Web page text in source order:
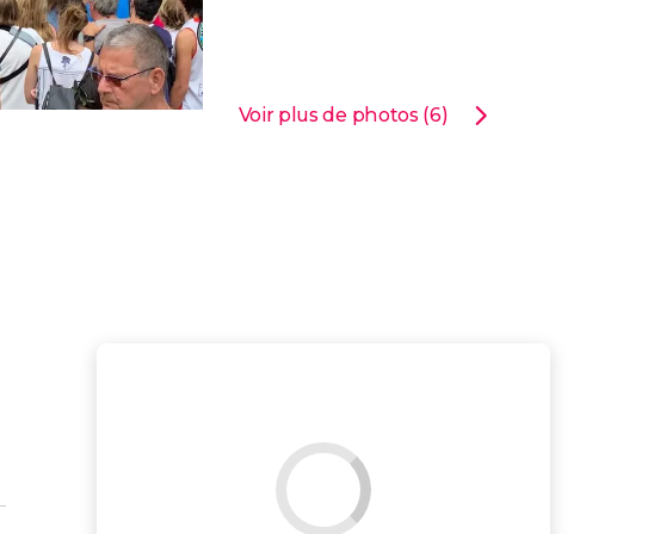
Voir plus de photos (6)